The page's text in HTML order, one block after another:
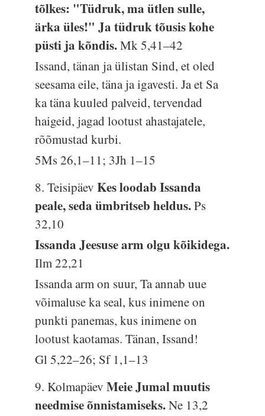
tõlkes: "Tüdruk, ma ütlen sulle,
ärka üles!" Ja tüdruk tõusis kohe
püsti ja kõndis.Mk 5,41–42
Issand, tänan ja ülistan Sind, et oled
seesama eile, täna ja igavesti. Ja et Sa
ka täna kuuled palveid, tervendad
haigeid, jagad lootust ahastajatele,
rõõmustad kurbi.
5Ms 26,1–11; 3Jh 1–15
8. TeisipäevKes loodab Issanda
peale, seda ümbritseb heldus.Ps
32,10
Issanda Jeesuse arm olgu kõikidega.
Ilm 22,21
Issanda arm on suur, Ta annab uue
võimaluse ka seal, kus inimene on
punkti panemas, kus inimene on
lootust kaotamas. Tänan, Issand!
Gl 5,22–26; Sf 1,1–13
9. KolmapäevMeie Jumal muutis
needmise õnnistamiseks.Ne 13,2